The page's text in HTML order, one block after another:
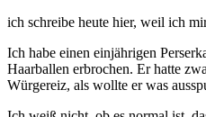
ich schreibe heute hier, weil ich
Ich habe einen einjährigen
Haarballen erbrochen. Er hatte
Würgereiz, als wollte er was